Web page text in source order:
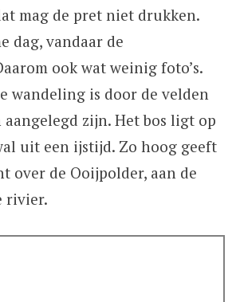
mag de pret niet drukken.
dag, vandaar de
ook wat weinig foto’s.
wandeling is door de velden
aangelegd zijn. Het bos ligt op
uit een ijstijd. Zo hoog geeft
over de Ooijpolder, aan de
rivier.